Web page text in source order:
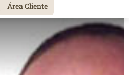
Área Cliente